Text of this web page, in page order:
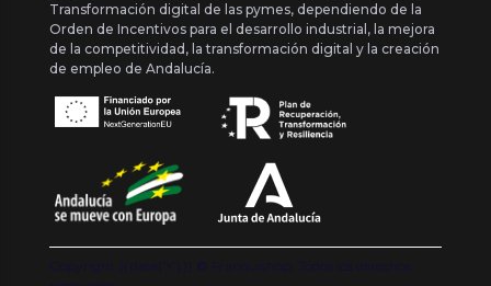
Transformación digital de las pymes, dependiendo de la
Orden de Incentivos para el desarrollo industrial, la mejora
de la competitividad, la transformación digital y la creación
de empleo de Andalucía.
Copyright {{ date('Y') }} ® Franquishop. Todos los derechos